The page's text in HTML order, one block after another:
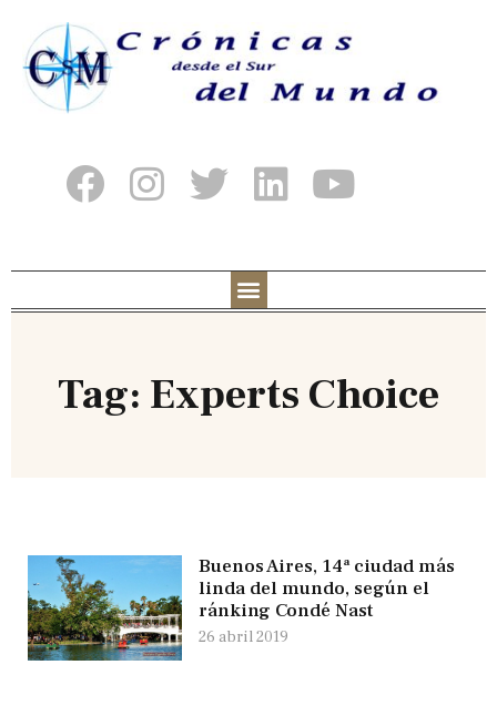
Tag: Experts Choice
Buenos Aires, 14ª ciudad más
linda del mundo, según el
ránking Condé Nast
26 abril 2019